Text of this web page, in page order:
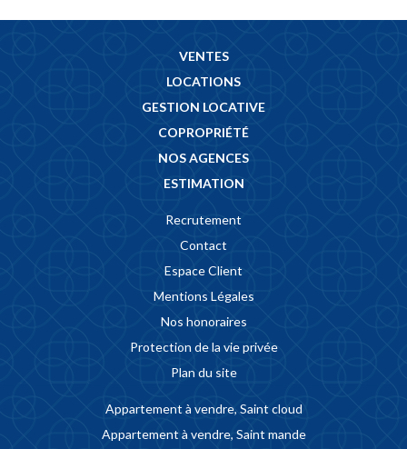
VENTES
LOCATIONS
GESTION LOCATIVE
COPROPRIÉTÉ
NOS AGENCES
ESTIMATION
Recrutement
Contact
Espace Client
Mentions Légales
Nos honoraires
Protection de la vie privée
Plan du site
Appartement à vendre, Saint cloud
Appartement à vendre, Saint mande